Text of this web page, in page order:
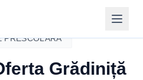
PRESCOLARA
Grădiniță